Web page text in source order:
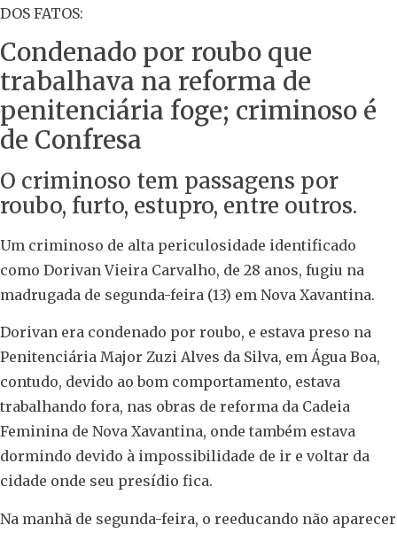
DOS FATOS:
Condenado por roubo que
trabalhava na reforma de
penitenciária foge; criminoso é
de Confresa
O criminoso tem passagens por
roubo, furto, estupro, entre outros.
Um criminoso de alta periculosidade identificado
como Dorivan Vieira Carvalho, de 28 anos, fugiu na
madrugada de segunda-feira (13) em Nova Xavantina.
Dorivan era condenado por roubo, e estava preso na
Penitenciária Major Zuzi Alves da Silva, em Água Boa,
contudo, devido ao bom comportamento, estava
trabalhando fora, nas obras de reforma da Cadeia
Feminina de Nova Xavantina, onde também estava
dormindo devido à impossibilidade de ir e voltar da
cidade onde seu presídio fica.
Na manhã de segunda-feira, o reeducando não aparecer